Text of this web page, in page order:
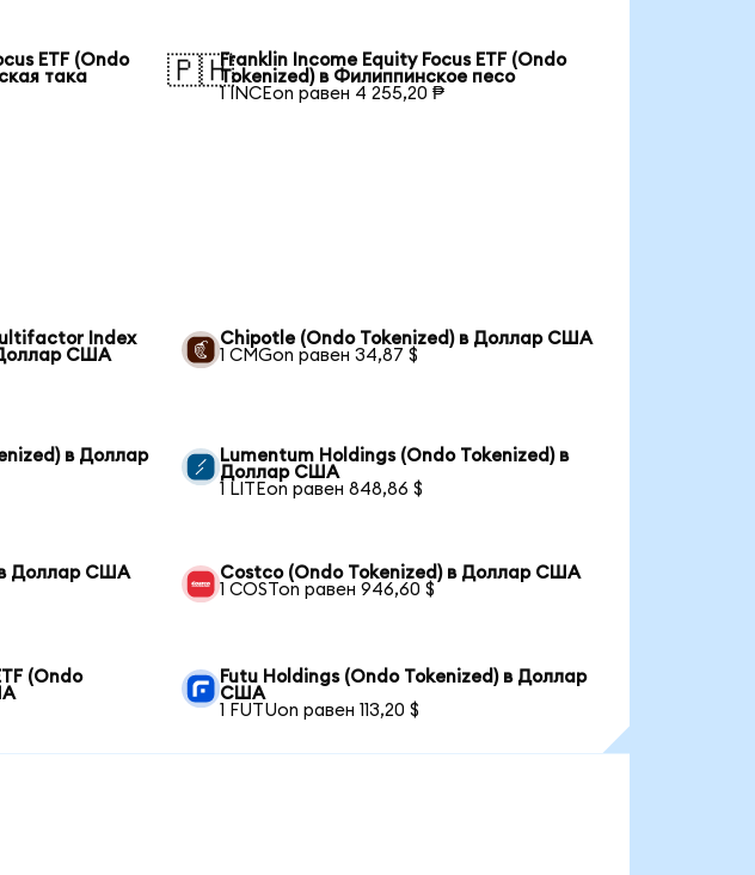
ETF (Ondo
така
🇵🇭Franklin Income Equity Focus ETF (Ondo
Tokenized) в Филиппинское песо
1 INCEon равен 4 255,20 ₱
Index
Доллар США
Chipotle (Ondo Tokenized) в Доллар США
1 CMGon равен 34,87 $
в Доллар
Lumentum Holdings (Ondo Tokenized) в
Доллар США
1 LITEon равен 848,86 $
в Доллар США
Costco (Ondo Tokenized) в Доллар США
1 COSTon равен 946,60 $
(Ondo
Futu Holdings (Ondo Tokenized) в Доллар
США
1 FUTUon равен 113,20 $